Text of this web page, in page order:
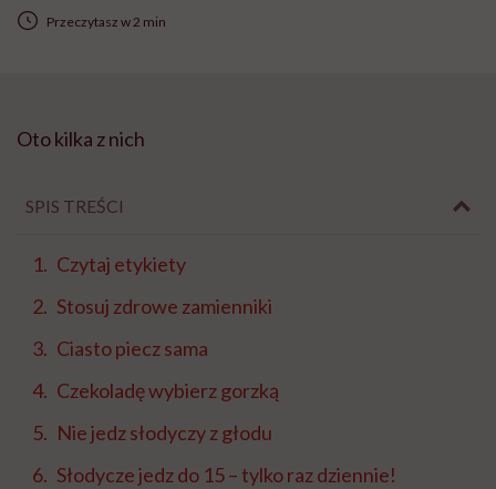
Przeczytasz w 2 min
Oto kilka z nich
SPIS TREŚCI
Czytaj etykiety
Stosuj zdrowe zamienniki
Ciasto piecz sama
Czekoladę wybierz gorzką
Nie jedz słodyczy z głodu
Słodycze jedz do 15 – tylko raz dziennie!